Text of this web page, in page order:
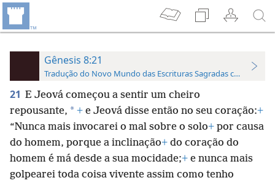
Gênesis 8:21
Tradução do Novo Mundo das Escrituras Sagradas com
21 E Jeová começou a sentir um cheiro
repousante, * + e Jeová disse então no seu coração:+
“Nunca mais invocarei o mal sobre o solo+ por causa
do homem, porque a inclinação+ do coração do
homem é má desde a sua mocidade;+ e nunca mais
golpearei toda coisa vivente assim como tenho